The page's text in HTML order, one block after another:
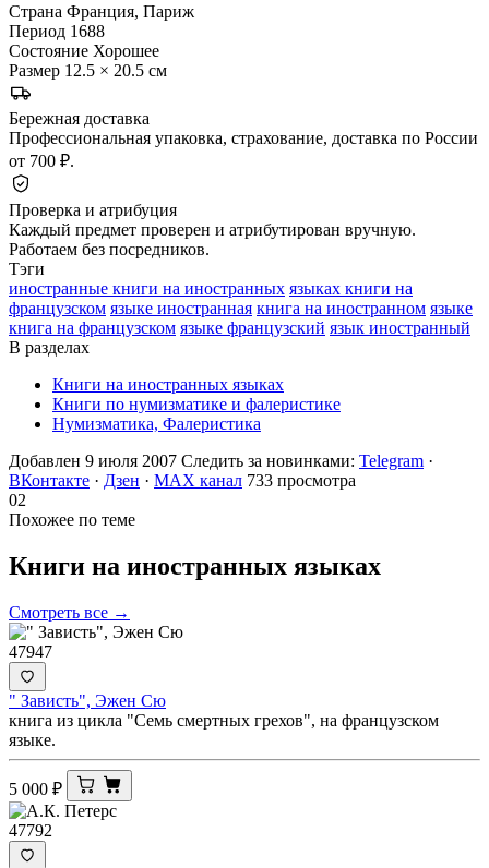
Страна Франция, Париж
Период 1688
Состояние Хорошее
Размер 12.5 × 20.5 см
Бережная доставка
Профессиональная упаковка, страхование, доставка по России
от 700 ₽.
Проверка и атрибуция
Каждый предмет проверен и атрибутирован вручную.
Работаем без посредников.
Тэги
иностранные книги на иностранных языках книги на
французском языке иностранная книга на иностранном языке
книга на французском языке французский язык иностранный
В разделах
Книги на иностранных языках
Книги по нумизматике и фалеристике
Нумизматика, Фалеристика
Добавлен 9 июля 2007 Следить за новинками: Telegram ·
ВКонтакте · Дзен · MAX канал 733 просмотра
02
Похожее по теме
Книги на иностранных языках
Смотреть все →
47947
" Зависть", Эжен Сю
книга из цикла "Семь смертных грехов", на французском
языке.
5 000 ₽
47792